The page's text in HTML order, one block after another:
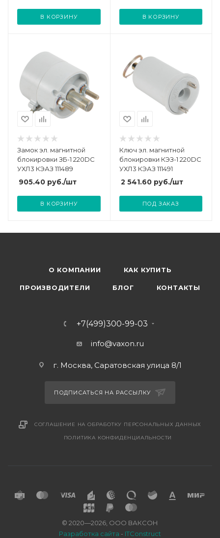
В КОРЗИНУ В КОРЗИНУ
Замок эл. магнитной
блокировки ЗБ-1 220DC
УХЛ3 КЭАЗ 111489
905.40 руб./шт
В КОРЗИНУ
Ключ эл. магнитной
блокировки КЭЗ-1 220DC
УХЛ3 КЭАЗ 111491
2 541.60руб./шт
ПОД ЗАКАЗ
О КОМПАНИИ КАК КУПИТЬ
ПРОИЗВОДИТЕЛИ БЛОГ КОНТАКТЫ
+7(499)300-99-03
info@vaxon.ru
г. Москва, Саратовская улица 8/1
ПОДПИСАТЬСЯ НА РАССЫЛКУ
СОГЛАШЕНИЕ НА ОБРАБОТКУ ПЕРСОНАЛЬНЫХ ДАННЫХ
ПОЛИТИКА КОНФИДЕНЦИАЛЬНОСТИ
© 2020—2026, ООО ВАКСОН
Разработка сайта - ITConstruct